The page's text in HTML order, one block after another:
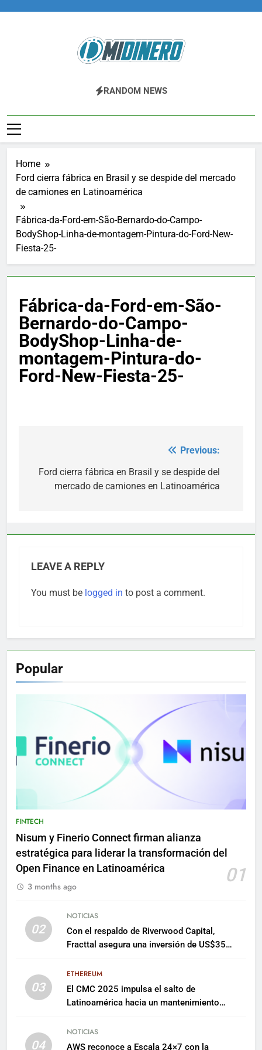
Midinero.co
Fintech, Criptomonedas
RANDOM NEWS
Home
Ford cierra fábrica en Brasil y se despide del mercado
de camiones en Latinoamérica
Fábrica-da-Ford-em-São-Bernardo-do-Campo-
BodyShop-Linha-de-montagem-Pintura-do-Ford-New-
Fiesta-25-
Fábrica-da-Ford-em-São-
Bernardo-do-Campo-
BodyShop-Linha-de-
montagem-Pintura-do-
Ford-New-Fiesta-25-
navigation
Previous:
Ford cierra fábrica en Brasil y se despide del
mercado de camiones en Latinoamérica
LEAVE A REPLY
You must be logged in to post a comment.
Popular
FINTECH
Nisum y Finerio Connect firman alianza
estratégica para liderar la transformación del
Open Finance en Latinoamérica
01
3 months ago
02
NOTICIAS
Con el respaldo de Riverwood Capital,
Fracttal asegura una inversión de US$35
03
ETHEREUM
El CMC 2025 impulsa el salto de
Latinoamérica hacia un mantenimiento
04
NOTICIAS
AWS reconoce a Escala 24×7 con la